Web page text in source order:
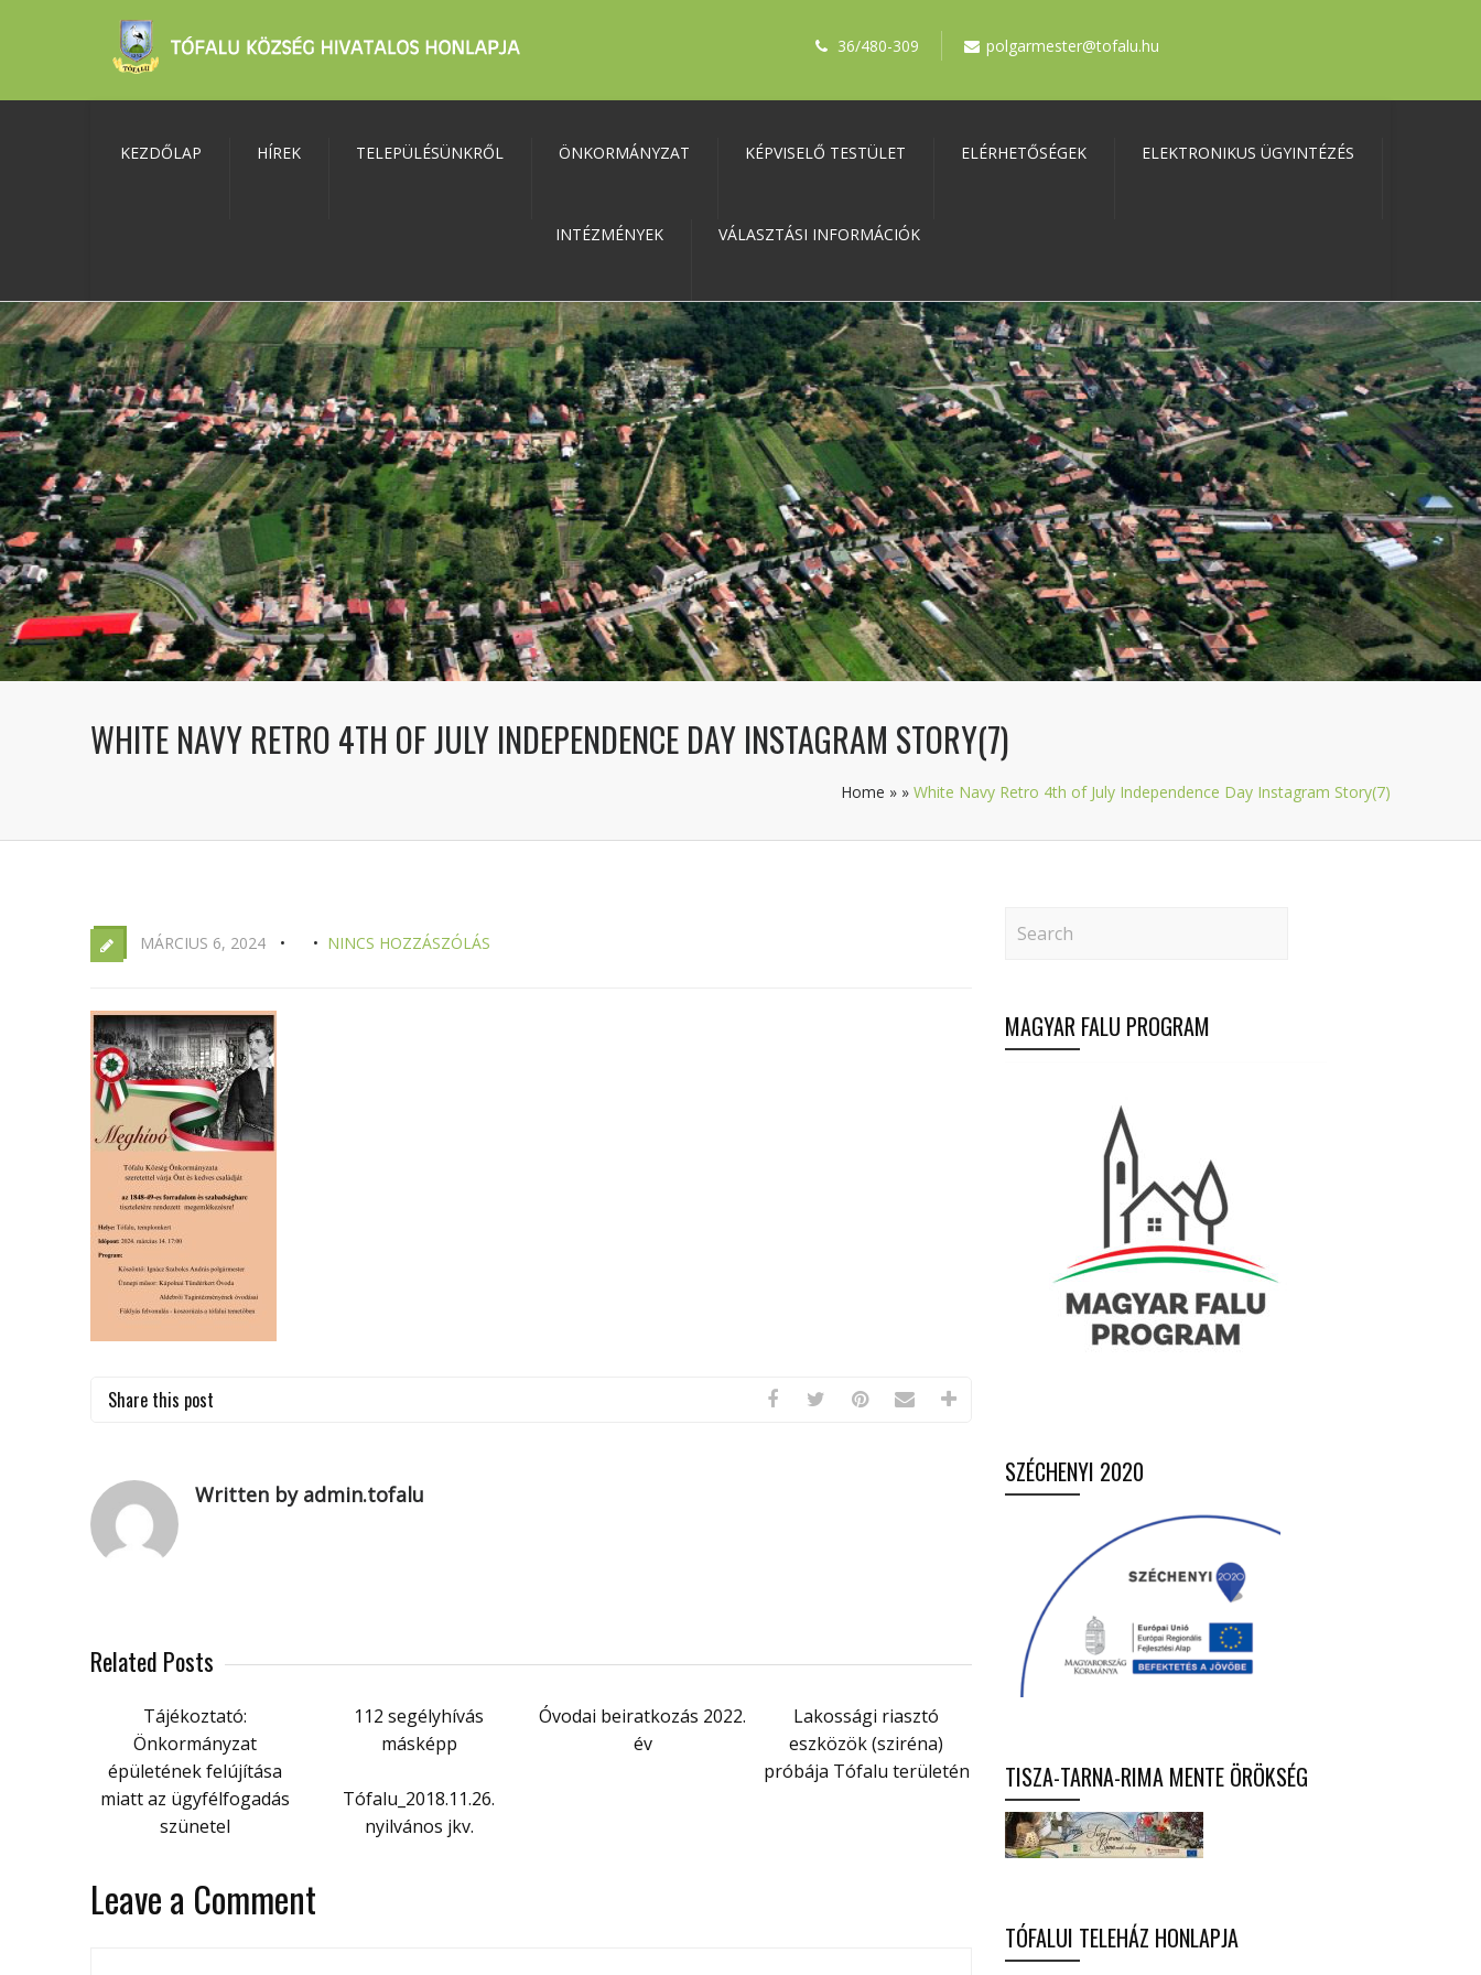
36/480-309 polgarmester@tofalu.hu
KEZDŐLAP HÍREK TELEPÜLÉSÜNKRŐL ÖNKORMÁNYZAT KÉPVISELŐ TESTÜLET ELÉRHETŐSÉGEK ELEKTRONIKUS ÜGYINTÉZÉS
INTÉZMÉNYEK VÁLASZTÁSI INFORMÁCIÓK
WHITE NAVY RETRO 4TH OF JULY INDEPENDENCE DAY INSTAGRAM STORY(7)
Home » » White Navy Retro 4th of July Independence Day Instagram Story(7)
MÁRCIUS 6, 2024 NINCS HOZZÁSZÓLÁS
Share this post
Written by admin.tofalu
Related Posts
Tájékoztató:
Önkormányzat
épületének felújítása
miatt az ügyfélfogadás
szünetel
112 segélyhívás
másképp
Óvodai beiratkozás 2022.
év
Lakossági riasztó
eszközök (sziréna)
próbája Tófalu területén
Tófalu_2018.11.26.
nyilvános jkv.
Leave a Comment
MAGYAR FALU PROGRAM
SZÉCHENYI 2020
TISZA-TARNA-RIMA MENTE ÖRÖKSÉG
TÓFALUI TELEHÁZ HONLAPJA